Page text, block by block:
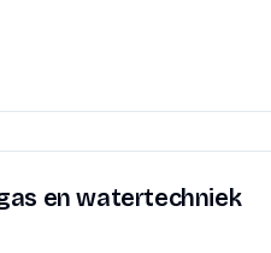
en watertechniek